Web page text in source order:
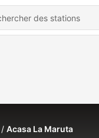
Acasa La Maruta